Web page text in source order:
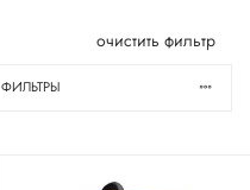
очистить фильтр
ФИЛЬТРЫ